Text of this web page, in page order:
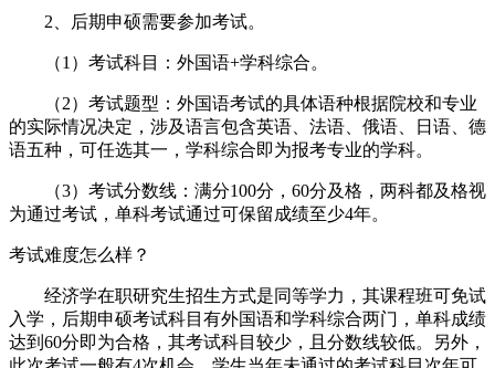
2、后期申硕需要参加考试。
（1）考试科目：外国语+学科综合。
（2）考试题型：外国语考试的具体语种根据院校和专业
的实际情况决定，涉及语言包含英语、法语、俄语、日语、德
语五种，可任选其一，学科综合即为报考专业的学科。
（3）考试分数线：满分100分，60分及格，两科都及格视
为通过考试，单科考试通过可保留成绩至少4年。
考试难度怎么样？
经济学在职研究生招生方式是同等学力，其课程班可免试
入学，后期申硕考试科目有外国语和学科综合两门，单科成绩
达到60分即为合格，其考试科目较少，且分数线较低。另外，